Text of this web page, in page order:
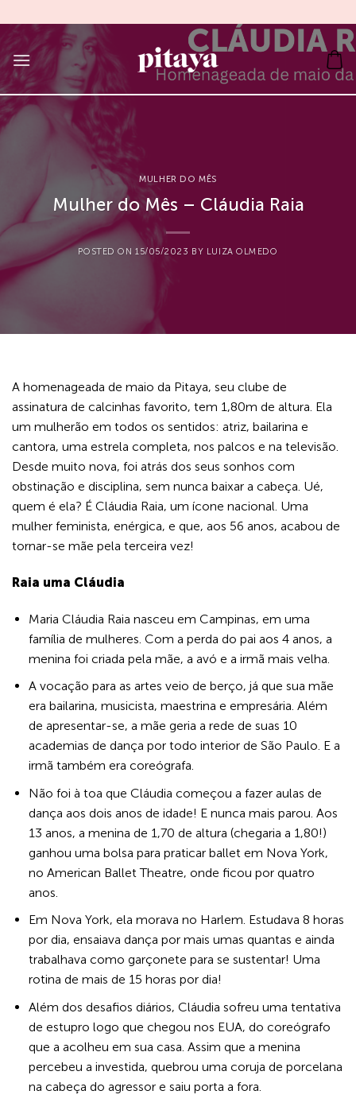
to
content
MULHER DO MÊS
Mulher do Mês – Cláudia Raia
POSTED ON 15/05/2023 BY LUIZA OLMEDO
A homenageada de maio da Pitaya, seu clube de
assinatura de calcinhas favorito, tem 1,80m de altura. Ela
um mulherão em todos os sentidos: atriz, bailarina e
cantora, uma estrela completa, nos palcos e na televisão.
Desde muito nova, foi atrás dos seus sonhos com
obstinação e disciplina, sem nunca baixar a cabeça. Ué,
quem é ela? É Cláudia Raia, um ícone nacional. Uma
mulher feminista, enérgica, e que, aos 56 anos, acabou de
tornar-se mãe pela terceira vez!
Raia uma Cláudia
Maria Cláudia Raia nasceu em Campinas, em uma
família de mulheres. Com a perda do pai aos 4 anos, a
menina foi criada pela mãe, a avó e a irmã mais velha.
A vocação para as artes veio de berço, já que sua mãe
era bailarina, musicista, maestrina e empresária. Além
de apresentar-se, a mãe geria a rede de suas 10
academias de dança por todo interior de São Paulo. E a
irmã também era coreógrafa.
Não foi à toa que Cláudia começou a fazer aulas de
dança aos dois anos de idade! E nunca mais parou. Aos
13 anos, a menina de 1,70 de altura (chegaria a 1,80!)
ganhou uma bolsa para praticar ballet em Nova York,
no American Ballet Theatre, onde ficou por quatro
anos.
Em Nova York, ela morava no Harlem. Estudava 8 horas
por dia, ensaiava dança por mais umas quantas e ainda
trabalhava como garçonete para se sustentar! Uma
rotina de mais de 15 horas por dia!
Além dos desafios diários, Cláudia sofreu uma tentativa
de estupro logo que chegou nos EUA, do coreógrafo
que a acolheu em sua casa. Assim que a menina
percebeu a investida, quebrou uma coruja de porcelana
na cabeça do agressor e saiu porta a fora.